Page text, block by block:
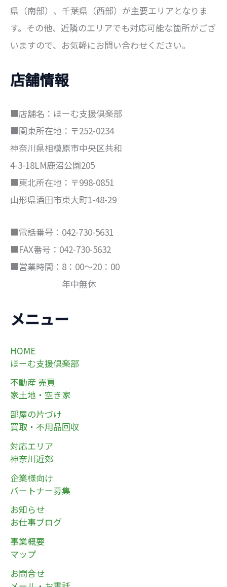
県（南部）、千葉県（西部）が主要エリアとなりま
す。その他、近隣のエリアでも対応可能な箇所がござ
いますので、お気軽にお問い合わせください。
店舗情報
■店舗名：ほーむ支援倶楽部
■関東所在地：〒252-0234
神奈川県相模原市中央区共和
4-3-18LM鹿沼公園205
■東北所在地：〒998-0851
山形県酒田市東大町1-48-29
■電話番号：042-730-5631
■FAX番号：042-730-5632
■営業時間：8：00～20：00
年中無休
メニュー
HOME
ほーむ支援倶楽部
不動産 売買
家土地・空き家
部屋の片づけ
買取・不用品回収
対応エリア
神奈川近郊
企業様向け
パートナー募集
お知らせ
お仕事ブログ
事業概要
マップ
お問合せ